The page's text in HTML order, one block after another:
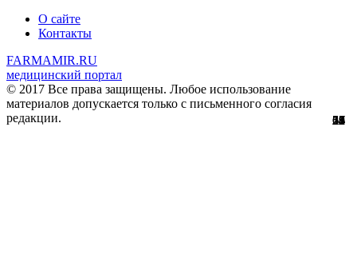
28
22
2
24
7
11
51
56
2
29
61
3
4
12
8
67
О сайте
Контакты
FARMAMIR.RU
медицинский портал
© 2017 Все права защищены. Любое использование
материалов допускается только с письменного согласия
редакции.